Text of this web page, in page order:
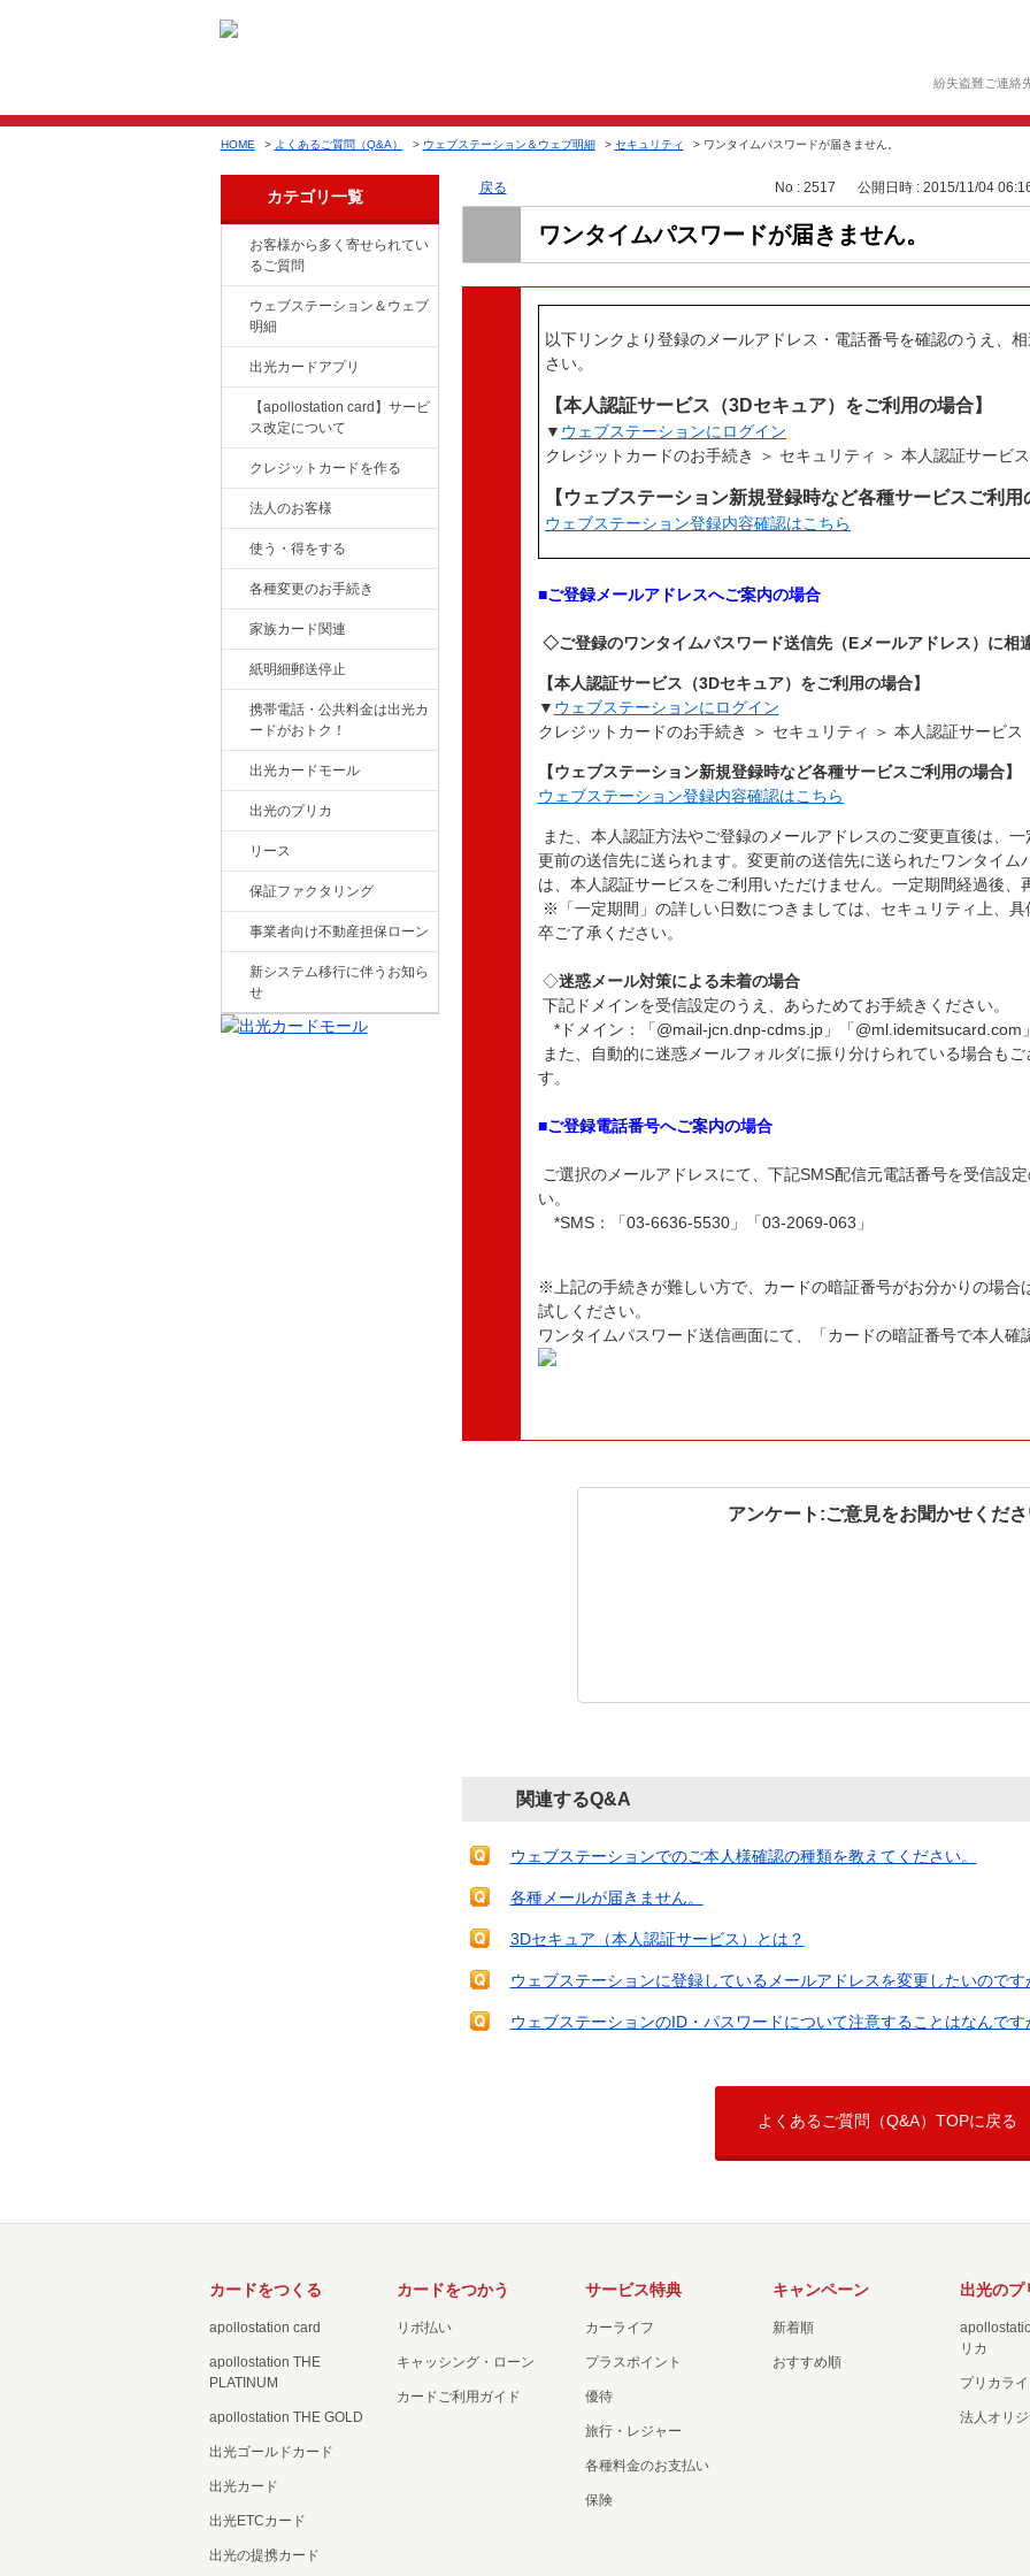
紛失盗難ご連絡
HOME > よくあるご質問（Q&A） > ウェブステーション＆ウェブ明細 > セキュリティ > ワンタイムパスワードが届きません。
カテゴリ一覧
お客様から多く寄せられてい
るご質問
ウェブステーション＆ウェブ
明細
出光カードアプリ
【apollostation card】サービ
ス改定について
クレジットカードを作る
法人のお客様
使う・得をする
各種変更のお手続き
家族カード関連
紙明細郵送停止
携帯電話・公共料金は出光カ
ードがおトク！
出光カードモール
出光のプリカ
リース
保証ファクタリング
事業者向け不動産担保ローン
新システム移行に伴うお知ら
せ
戻る No : 2517 公開日時 : 2015/11/04
ワンタイムパスワードが届きません。
以下リンクより登録のメールアドレス・電話番号を確認のうえ、
さい。
【本人認証サービス（3Dセキュア）をご利用の場合】
▼ ウェブステーションにログイン
クレジットカードのお手続き ＞ セキュリティ ＞ 本人認証サービ
【ウェブステーション新規登録時など各種サービスご利用
ウェブステーション登録内容確認はこちら
■ご登録メールアドレスへご案内の場合
◇ご登録のワンタイムパスワード送信先（Eメールアドレス）に相
【本人認証サービス（3Dセキュア）をご利用の場合】
▼ ウェブステーションにログイン
クレジットカードのお手続き ＞ セキュリティ ＞ 本人認証サービス
【ウェブステーション新規登録時など各種サービスご利用の場合】
ウェブステーション登録内容確認はこちら
また、本人認証方法やご登録のメールアドレスのご変更直後は、
更前の送信先に送られます。変更前の送信先に送られたワンタイム
は、本人認証サービスをご利用いただけません。一定期間経過後、
※「一定期間」の詳しい日数につきましては、セキュリティ上、
卒ご了承ください。
◇迷惑メール対策による未着の場合
下記ドメインを受信設定のうえ、あらためてお手続きください。
*ドメイン：「@mail-jcn.dnp-cdms.jp」「@ml.idemitsucard.com」
また、自動的に迷惑メールフォルダに振り分けられている場合も
す。
■ご登録電話番号へご案内の場合
ご選択のメールアドレスにて、下記SMS配信元電話番号を受信設
い。
*SMS：「03-6636-5530」「03-2069-063」
※上記の手続きが難しい方で、カードの暗証番号がお分かりの場合
試しください。
ワンタイムパスワード送信画面にて、「カードの暗証番号で本人確
アンケート:ご意見をお聞かせくだ
関連するQ&A
ウェブステーションでのご本人様確認の種類を教えてください。
各種メールが届きません。
3Dセキュア（本人認証サービス）とは？
ウェブステーションに登録しているメールアドレスを変更したいのです
ウェブステーションのID・パスワードについて注意することはなんです
よくあるご質問（Q&A）TOPに戻る
カードをつくる
apollostation card
apollostation THE
PLATINUM
apollostation THE GOLD
出光ゴールドカード
出光カード
出光ETCカード
出光の提携カード
カードをつかう
リボ払い
キャッシング・ローン
カードご利用ガイド
サービス特典
カーライフ
プラスポイント
優待
旅行・レジャー
各種料金のお支払い
保険
キャンペーン
新着順
おすすめ順
出光のプ
リカ
プリカラ
法人オリ